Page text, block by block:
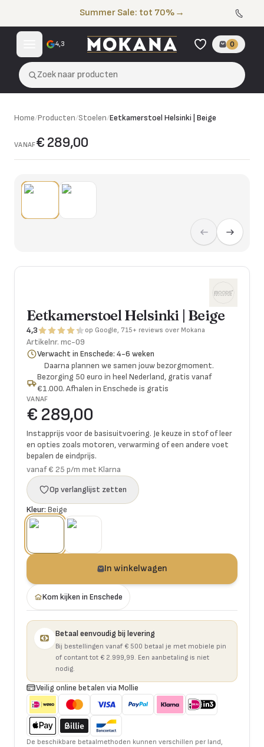
Summer Sale: tot 70% →
4,3 0
Zoek naar producten
Home/Producten/Stoelen/Eetkamerstoel Helsinki | Beige
VANAF€ 289,00
Eetkamerstoel Helsinki | Beige
4,3 op Google, 715+ reviews over Mokana
Artikelnr. mc-09
Verwacht in Enschede: 4-6 weken
Daarna plannen we samen jouw bezorgmoment.
Bezorging 50 euro in heel Nederland, gratis vanaf
€1.000. Afhalen in Enschede is gratis
VANAF
€ 289,00
Instapprijs voor de basisuitvoering. Je keuze in stof of leer
en opties zoals motoren, verwarming of een andere voet
bepalen de eindprijs.
vanaf € 25 p/m met Klarna
Op verlanglijst zetten
Kleur: Beige
In winkelwagen
Kom kijken in Enschede
Betaal eenvoudig bij levering
Bij bestellingen vanaf € 500 betaal je met mobiele pin
of contant tot € 2.999,99. Een aanbetaling is niet
nodig.
Veilig online betalen via Mollie
De beschikbare betaalmethoden kunnen verschillen per land,